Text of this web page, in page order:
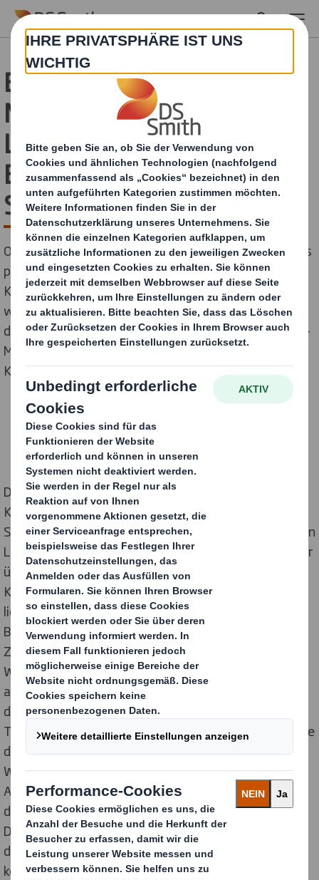
Skip to main content
Einzigartiger
Markenauftritt für
Lavazza - DS Smith und
BestSeller gewinnen
Superstar in Silber
Ob Espresso oder Caffè Crema – seit März dieses Jahres
präsentieren sich die Spezialitäten des italienischen
Kaffeerösters Lavazza am Point of Sale in einem
weltweit einheitlichen Verpackungsdesign. Key Visual
der neuen, formreduzierten Gestaltung ist die „Aroma-
Mark”, welche den unvergleichlichen Lavazza
Kaffeeduft visualisiert.
Das neue Sinnbild für den perfekten italienischen
Kaffeegenuss steht auch im Fokus der umfangreichen
Sonderplatzierung, mit der Lavazza den modernisierten
Look seiner Produkte im Handel promotet: in Form einer
überdimensionalen Tasse, aus der köstlicher
Kaffeeduft strömt. Dieser motorbetriebene und
lichtsensorgesteuerte Topper weckt als zentraler
Blickfang maximale Aufmerksamkeit beim Shopper.
Zusammen mit den hochwertig bedruckten
Warendisplays, Säulen und Stellwänden weist das
auffällige Deko-Element gleichzeitig auf das Add-on
der Verkaufskampagne hin – eine exklusive Gratis-
Tasse. Entwickelt, produziert und konfektioniert wurde
der außergewöhnliche Verwandlungskünstler aus
Wellpappe von DS Smith und BestSeller – Agentur für
Absatzförderung, welche das Konzept und Design für
die technische Realisation durch die Display-Profis von
DS Smith lieferte. Der besondere Clou: Die Elemente
des modularen Displaysystems lassen sich flexibel
kombinieren und damit jeder Marktumgebung